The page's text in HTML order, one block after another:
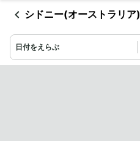
シドニー(オーストラリア)
日付をえらぶ